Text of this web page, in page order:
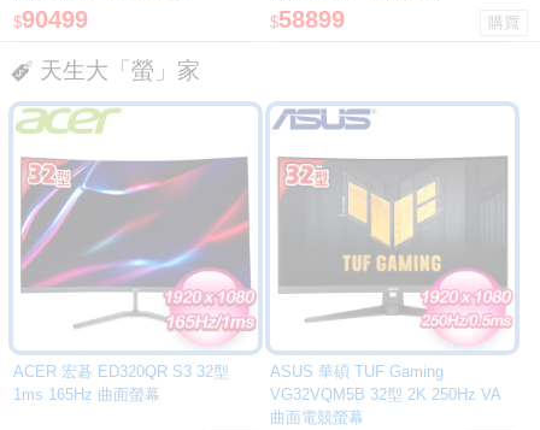
$90499
$58899
天生大「螢」家
ACER 宏碁 ED320QR S3 32型
1ms 165Hz 曲面螢幕
ASUS 華碩 TUF Gaming
VG32VQM5B 32型 2K 250Hz VA
曲面電競螢幕